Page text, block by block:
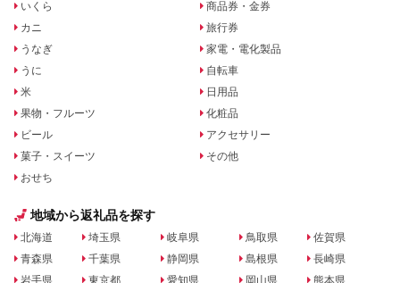
いくら
カニ
うなぎ
うに
米
果物・フルーツ
ビール
菓子・スイーツ
おせち
商品券・金券
旅行券
家電・電化製品
自転車
日用品
化粧品
アクセサリー
その他
地域から返礼品を探す
北海道
青森県
岩手県
埼玉県
千葉県
東京都
岐阜県
静岡県
愛知県
鳥取県
島根県
岡山県
佐賀県
長崎県
熊本県